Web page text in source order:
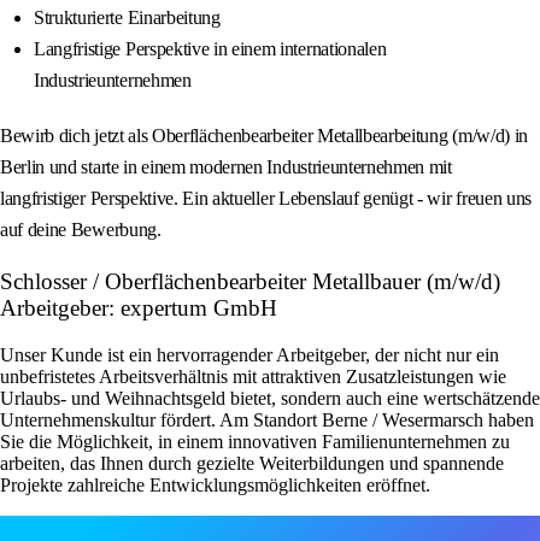
Strukturierte Einarbeitung
Langfristige Perspektive in einem internationalen
Industrieunternehmen
Bewirb dich jetzt als Oberflächenbearbeiter Metallbearbeitung (m/w/d) in
Berlin und starte in einem modernen Industrieunternehmen mit
langfristiger Perspektive. Ein aktueller Lebenslauf genügt - wir freuen uns
auf deine Bewerbung.
Schlosser / Oberflächenbearbeiter Metallbauer (m/w/d)
Arbeitgeber: expertum GmbH
Unser Kunde ist ein hervorragender Arbeitgeber, der nicht nur ein
unbefristetes Arbeitsverhältnis mit attraktiven Zusatzleistungen wie
Urlaubs- und Weihnachtsgeld bietet, sondern auch eine wertschätzende
Unternehmenskultur fördert. Am Standort Berne / Wesermarsch haben
Sie die Möglichkeit, in einem innovativen Familienunternehmen zu
arbeiten, das Ihnen durch gezielte Weiterbildungen und spannende
Projekte zahlreiche Entwicklungsmöglichkeiten eröffnet.